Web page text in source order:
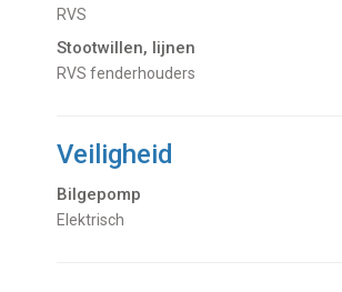
RVS
Stootwillen, lijnen
RVS fenderhouders
Veiligheid
Bilgepomp
Elektrisch